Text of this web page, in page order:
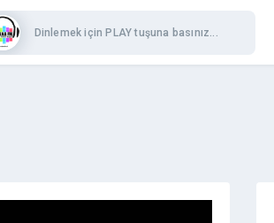
Dinlemek için PLAY tuşuna basınız...